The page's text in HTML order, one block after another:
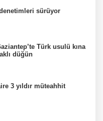
sürüyor
Türk usulü kına
düğün
3 yıldır müteahhit